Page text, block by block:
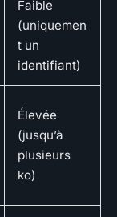
Faible
(uniquemen
t un
identifiant)
Élevée
(jusqu’à
plusieurs
ko)